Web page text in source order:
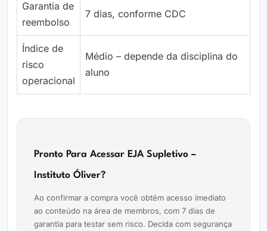
Garantia de
reembolso
7 dias, conforme CDC
Índice de
risco
operacional
Médio – depende da disciplina do
aluno
Pronto Para Acessar EJA Supletivo –
Instituto Óliver?
Ao confirmar a compra você obtém acesso imediato
ao conteúdo na área de membros, com 7 dias de
garantia para testar sem risco. Decida com segurança